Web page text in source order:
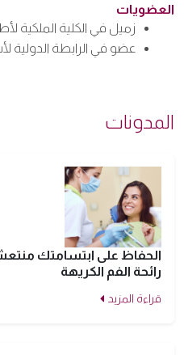
العضويات
زميل في الكلية الملكية
عضو في الرابطة الدولية
المدونات
الحفاظ على ابتسامتك
رائحة الفم الكريهة
قراءة المزيد